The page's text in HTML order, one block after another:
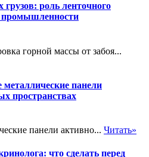
роль ленточного
горной массы от забоя...
панели
пространствах
панели активно... Читать»
что сделать перед